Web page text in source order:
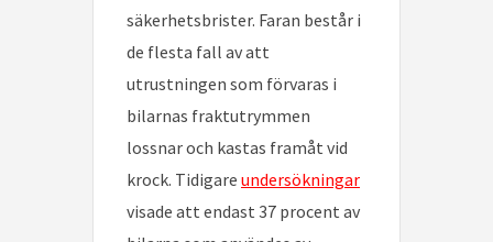
säkerhetsbrister. Faran består i
de flesta fall av att
utrustningen som förvaras i
bilarnas fraktutrymmen
lossnar och kastas framåt vid
krock. Tidigare undersökningar
visade att endast 37 procent av